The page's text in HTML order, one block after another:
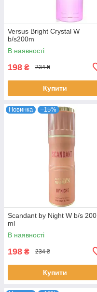
Versus Bright Crystal W
b/s200m
В наявності
198 ₴ 234 ₴
Купити
Новинка –15%
Scandant by Night W b/s 200
ml
В наявності
198 ₴ 234 ₴
Купити